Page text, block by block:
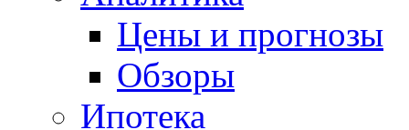
Цены и прогнозы
Обзоры
Ипотека